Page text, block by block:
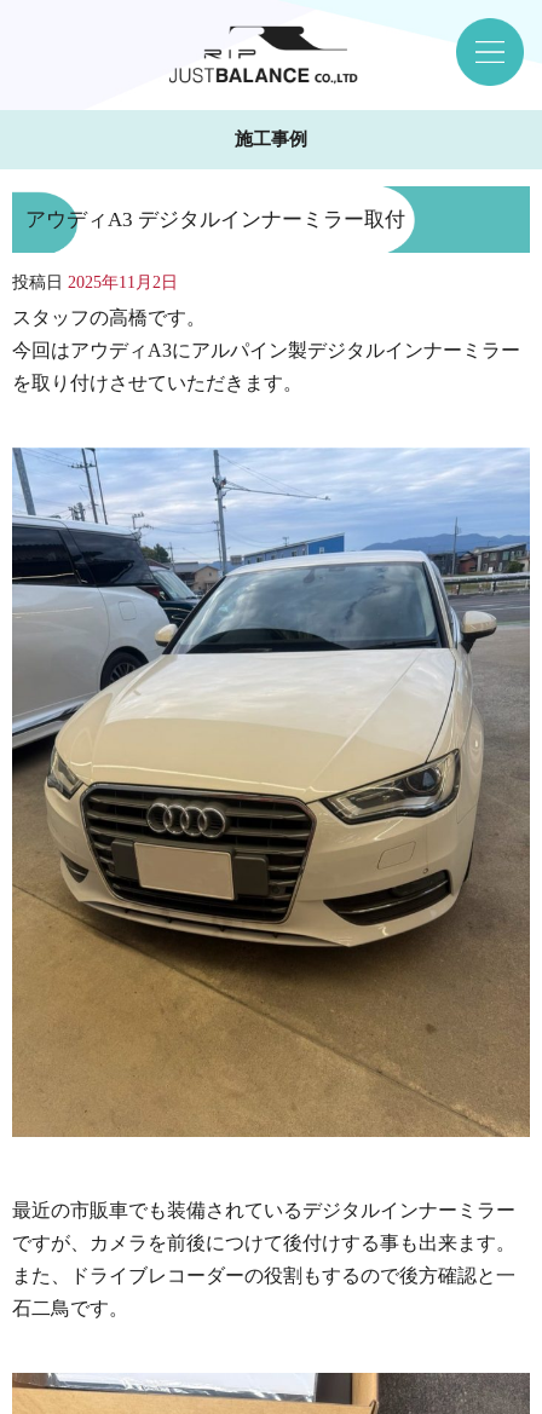
施工事例
アウディA3 デジタルインナーミラー取付
投稿日 2025年11月2日
スタッフの高橋です。
今回はアウディA3にアルパイン製デジタルインナーミラー
を取り付けさせていただきます。
最近の市販車でも装備されているデジタルインナーミラー
ですが、カメラを前後につけて後付けする事も出来ます。
また、ドライブレコーダーの役割もするので後方確認と一
石二鳥です。